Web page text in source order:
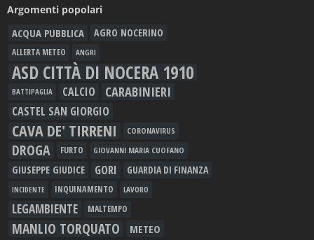
Argomenti popolari
ACQUA PUBBLICA AGRO NOCERINO
ALLERTA METEO ANGRI
ASD CITTÀ DI NOCERA 1910
BATTIPAGLIA CALCIO CARABINIERI
CASTEL SAN GIORGIO
CAVA DE' TIRRENI CORONAVIRUS
DROGA FURTO GIOVANNI MARIA CUOFANO
GIUSEPPE GIUDICE GORI GUARDIA DI FINANZA
INCIDENTE INQUINAMENTO LAVORO
LEGAMBIENTE MALTEMPO
MANLIO TORQUATO METEO